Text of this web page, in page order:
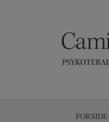
FORSIDE